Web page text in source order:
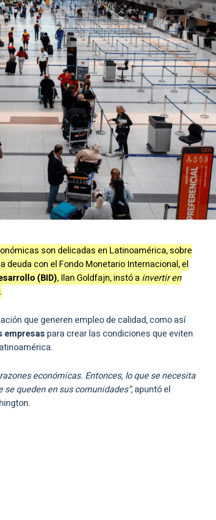
son delicadas en Latinoamérica, sobre
deuda con el Fondo Monetario Internacional, el
(BID), Ilan Goldfajn, instó a invertir en
.
que generen empleo de calidad, como así
empresas para crear las condiciones que eviten
económicas. Entonces, lo que se necesita
queden en sus comunidades”, apuntó el